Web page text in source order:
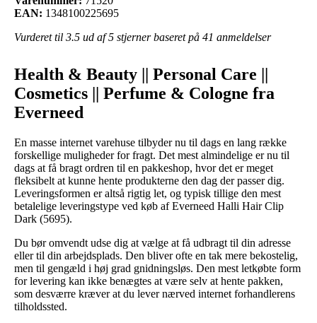
EAN: 1348100225695
Vurderet til 3.5 ud af 5 stjerner baseret på 41 anmeldelser
Health & Beauty || Personal Care ||
Cosmetics || Perfume & Cologne fra
Everneed
En masse internet varehuse tilbyder nu til dags en lang række
forskellige muligheder for fragt. Det mest almindelige er nu til
dags at få bragt ordren til en pakkeshop, hvor det er meget
fleksibelt at kunne hente produkterne den dag der passer dig.
Leveringsformen er altså rigtig let, og typisk tillige den mest
betalelige leveringstype ved køb af Everneed Halli Hair Clip
Dark (5695).
Du bør omvendt udse dig at vælge at få udbragt til din adresse
eller til din arbejdsplads. Den bliver ofte en tak mere bekostelig,
men til gengæld i høj grad gnidningsløs. Den mest letkøbte form
for levering kan ikke benægtes at være selv at hente pakken,
som desværre kræver at du lever nærved internet forhandlerens
tilholdssted.